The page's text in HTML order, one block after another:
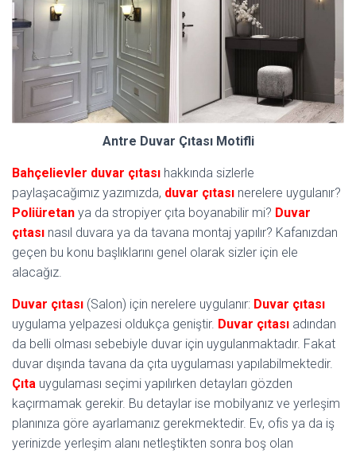
Antre Duvar Çıtası Motifli
Bahçelievler duvar çıtası hakkında sizlerle
paylaşacağımız yazımızda, duvar çıtası nerelere uygulanır?
Poliüretan ya da stropiyer çıta boyanabilir mi? Duvar
çıtası nasıl duvara ya da tavana montaj yapılır? Kafanızdan
geçen bu konu başlıklarını genel olarak sizler için ele
alacağız.
Duvar çıtası (Salon) için nerelere uygulanır: Duvar çıtası
uygulama yelpazesi oldukça geniştir. Duvar çıtası adından
da belli olması sebebiyle duvar için uygulanmaktadır. Fakat
duvar dışında tavana da çıta uygulaması yapılabilmektedir.
Çıta uygulaması seçimi yapılırken detayları gözden
kaçırmamak gerekir. Bu detaylar ise mobilyanız ve yerleşim
planınıza göre ayarlamanız gerekmektedir. Ev, ofis ya da iş
yerinizde yerleşim alanı netleştikten sonra boş olan